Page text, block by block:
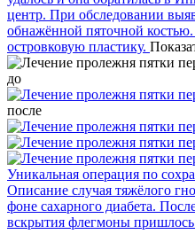
центр. При обследовании
обнажённой пяточной
островковую пластику.
до
после
Уникальная операция по
Описание случая тяжёлого
фоне сахарного диабета.
вскрытия флегмоны пришлось